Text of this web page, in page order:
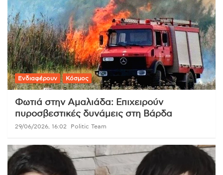
Ενδιαφέρουν Κόσμος
Φωτιά στην Αμαλιάδα: Επιχειρούν
πυροσβεστικές δυνάμεις στη Βάρδα
29/06/2026, 16:02 Politic Team